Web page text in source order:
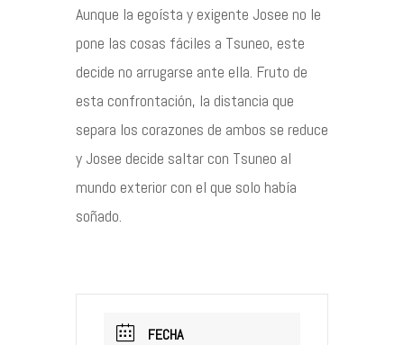
Aunque la egoísta y exigente Josee no le
pone las cosas fáciles a Tsuneo, este
decide no arrugarse ante ella. Fruto de
esta confrontación, la distancia que
separa los corazones de ambos se reduce
y Josee decide saltar con Tsuneo al
mundo exterior con el que solo había
soñado.
FECHA